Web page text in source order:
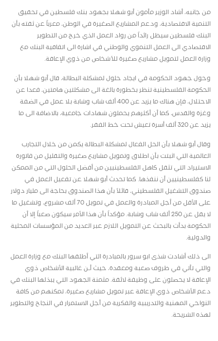
من جانبه، أشاد الوزير مأمون أبو شهلا بجهود بنك فلسطين في تحقيق
التنمية الاقتصادية، ودعم المشاريع الصغيرة في الوطن، معرباً عن ثقته بأن
البنك فلسطين سيظل رائداً من رواد العمل الذي خرج من التطوير
الاقتصادي الى العمل التنموي والوطني في اشارة الى اتفاقية البنك مع
وزارة العمل لتمويل مشاريع صغيرة للأشخاص من ذوي الإعاقة.
وحول جهود الحكومة في ايجاد حلول لمشكلة البطالة، قال أبو شهلا بأن
الحكومة الفلسطينية تنظر بخطورة بالغة الى مشكلتين هامتين، فعدا عن
الاحتلال، فإن هناك ما يزيد عن 400 ألف شاب وشابة بلا عمل في الضفة
وغزة والقدس، كما أن أكثرهم يحملون شهادات جامعية، بالاضافة الى ما
يزيد عن 320 ألف أسرة تعيش تحت خط الفقر.
وقال أبو شهلا بأن الحل الفعال لمشكلة البطالة يكمن من خلال التجارب
العالمية التي اثبتت بأن اطلاق وتمويل مشاريع صغيرة والتقليل من فاتورة
الاستيراد التي تثقل كاهل الفلسطينيين من أفضل الحلول التي من الممكن
لنا كفلسطينيين أن ننفذها. كما تحدث أبو شهلا عن تفعيل العمل في
صندوق التشغيل الفلسطيني، قائلاً بأن هذا الصندوق بحاجة الى مليار دولار
على الأقل من أجل المبادرة والعمل في تمويل 70 ألف مشروع، وتشغيل ما
لا يقل عن 250 ألف شاب وشابة. مؤكداً بأن هذا الأمر سيكون صعباً إلا أن
الحكومة بدأت بالبحث عن التمويل اللازم عبر العديد من المؤسسات المحلية
والدولية.
الى ذلك أشادت شذى ابو سرور بالمبادرة التي أطلقها البنك مع وزارة العمل
والتي تأتي في ظروف صعبة ومعقدة، حيث أـن غالبية الأشخاص ذوي
الإعاقة لا يحصلون على وظيفة لائقة. مثمنة الجهود التي يبذلها البنك في
دعم الأشخاص ذوي الإعاقة عبر تمويل مشاريع صغيرة، تمكنهم من كافة
النواحي المهنية والتدريبية والفكرية من أجل الاستمرار في النجاح والتطوير
لهذه الشريحة.